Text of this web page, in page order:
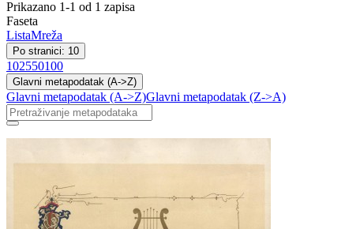
Prikazano 1-1 od 1 zapisa
Faseta
ListaMreža
Po stranici: 10
102550100
Glavni metapodatak (A->Z)
Glavni metapodatak (A->Z)Glavni metapodatak (Z->A)